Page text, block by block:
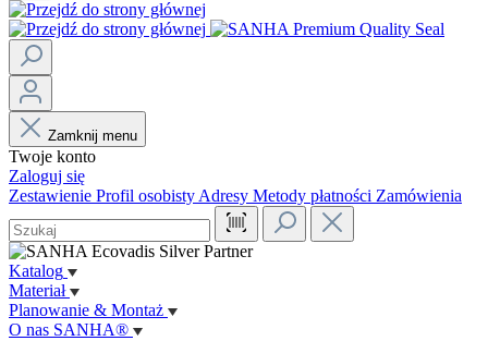
Zamknij menu
Twoje konto
Zaloguj się
Zestawienie Profil osobisty Adresy Metody płatności Zamówienia
Katalog
Materiał
Planowanie & Montaż
O nas SANHA®